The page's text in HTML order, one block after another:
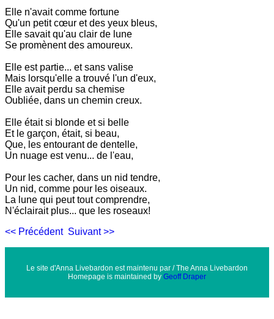
Elle n'avait comme fortune
Qu'un petit cœur et des yeux bleus,
Elle savait qu'au clair de lune
Se promènent des amoureux.
Elle est partie... et sans valise
Mais lorsqu'elle a trouvé l'un d'eux,
Elle avait perdu sa chemise
Oubliée, dans un chemin creux.
Elle était si blonde et si belle
Et le garçon, était, si beau,
Que, les entourant de dentelle,
Un nuage est venu... de l'eau,
Pour les cacher, dans un nid tendre,
Un nid, comme pour les oiseaux.
La lune qui peut tout comprendre,
N'éclairait plus... que les roseaux!
<< Précédent Suivant >>
Le site d'Anna Livebardon est maintenu par / The Anna Livebardon
Homepage is maintained by Geoff Draper